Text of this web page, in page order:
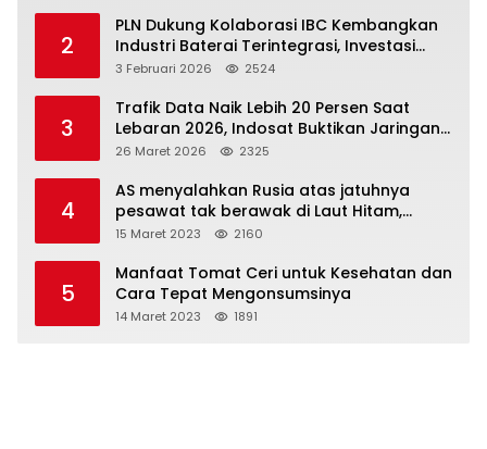
2
PLN Dukung Kolaborasi IBC Kembangkan
Industri Baterai Terintegrasi, Investasi
Capai USD 6 Miliar
3 Februari 2026 2524
3
Trafik Data Naik Lebih 20 Persen Saat
Lebaran 2026, Indosat Buktikan Jaringan
Tangguh Layani Jutaan Pemudik
26 Maret 2026 2325
4
AS menyalahkan Rusia atas jatuhnya
pesawat tak berawak di Laut Hitam,
Moskow menyangkal
15 Maret 2023 2160
5
Manfaat Tomat Ceri untuk Kesehatan dan
Cara Tepat Mengonsumsinya
14 Maret 2023 1891